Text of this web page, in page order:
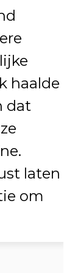
haalde
dat
laten
om